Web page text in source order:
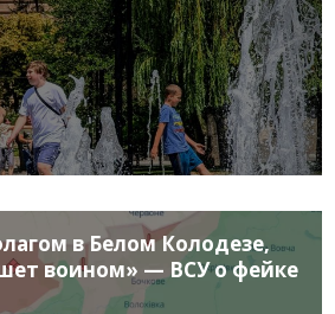
в Белом Колодезе,
воином» — ВСУ о фейке